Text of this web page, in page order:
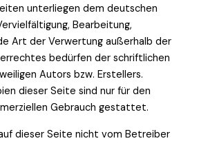
unterliegen dem deutschen
Bearbeitung,
Art der Verwertung außerhalb der
bedürfen der schriftlichen
Autors bzw. Erstellers.
dieser Seite sind nur für den
Gebrauch gestattet.
dieser Seite nicht vom Betreiber